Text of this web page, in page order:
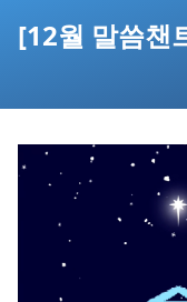
[12월 말씀챈